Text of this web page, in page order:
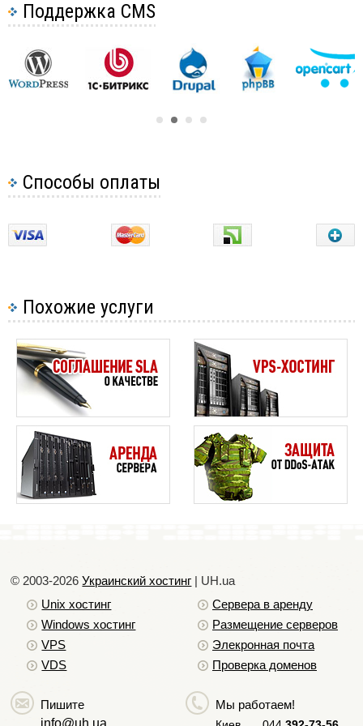
компании?
Заставочная страница сайта и ее необходимость
Поддержка CMS
Способы оплаты
Похожие услуги
© 2003-2026Украинский хостинг | UH.ua
Unix хостинг
Windows хостинг
VPS
VDS
Сервера в аренду
Размещение серверов
Элекронная почта
Проверка доменов
Пишите
info@uh.ua
Мы работаем!